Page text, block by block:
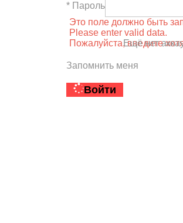
* Пароль
Это поле должно быть
Please enter valid data.
Пожалуйста, введите
Запомнить меня
Войти
Ещё нет